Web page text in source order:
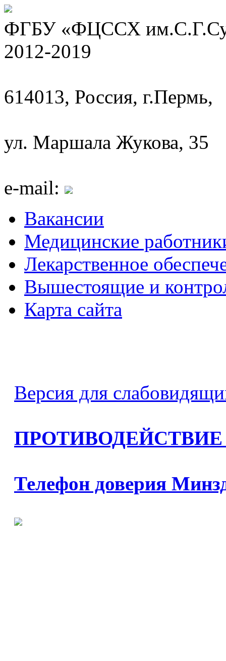
ФГБУ «ФЦССХ
2012-2019
614013, Россия, г.Пермь,
ул. Маршала Жукова, 35
e-mail:
Вакансии
Медицинские
Лекарственное
Вышестоящие и
Карта сайта
Версия для
Телефон доверия